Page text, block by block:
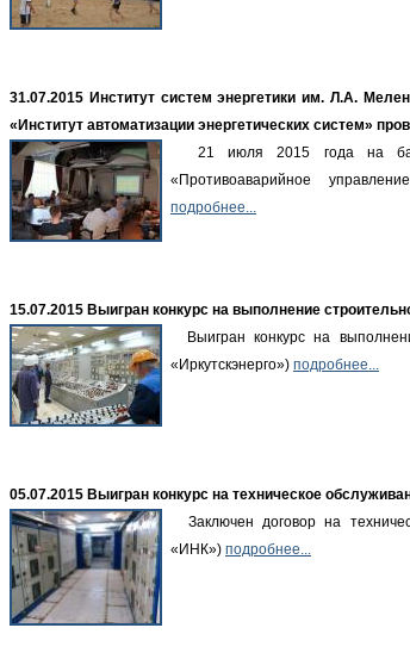
31.07.2015 Институт систем энергетики им. Л.А.
«Институт автоматизации энергетических систем»
21 июля 2015 года на
«Противоаварийное
подробнее...
15.07.2015 Выигран конкурс на выполнение
Выигран конкурс на
«Иркутскэнерго») подробнее...
05.07.2015 Выигран конкурс на техническое
Заключен договор на
«ИНК») подробнее...